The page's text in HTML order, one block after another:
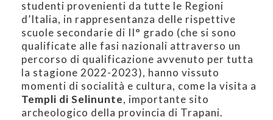
studenti provenienti da tutte le Regioni
d’Italia, in rappresentanza delle rispettive
scuole secondarie di II° grado (che si sono
qualificate alle fasi nazionali attraverso un
percorso di qualificazione avvenuto per tutta
la stagione 2022-2023), hanno vissuto
momenti di socialità e cultura, come la visita a
Templi di Selinunte, importante sito
archeologico della provincia di Trapani.